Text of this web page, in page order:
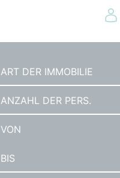
ART DER IMMOBILIE
ANZAHL DER PERS.